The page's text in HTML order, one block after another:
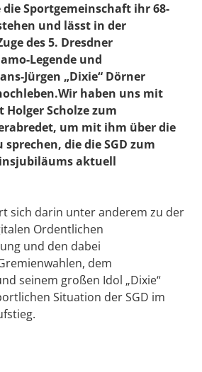
Sportgemeinschaft ihr 68-
und lässt in der
des 5. Dresdner
Legende und
Jürgen „Dixie“ Dörner
haben uns mit
Holger Scholze zum
um mit ihm über die
die die SGD zum
aktuell
sich darin unter anderem zu der
Ordentlichen
und den dabei
dem
seinem großen Idol „Dixie“
Situation der SGD im